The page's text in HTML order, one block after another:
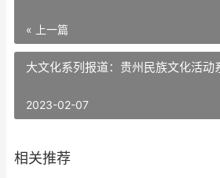
« 上一篇
大文化系列报道：贵州民族文化活动
2023-02-07
相关推荐